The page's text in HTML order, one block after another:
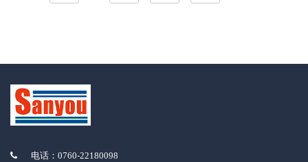
电话：0760-22180098